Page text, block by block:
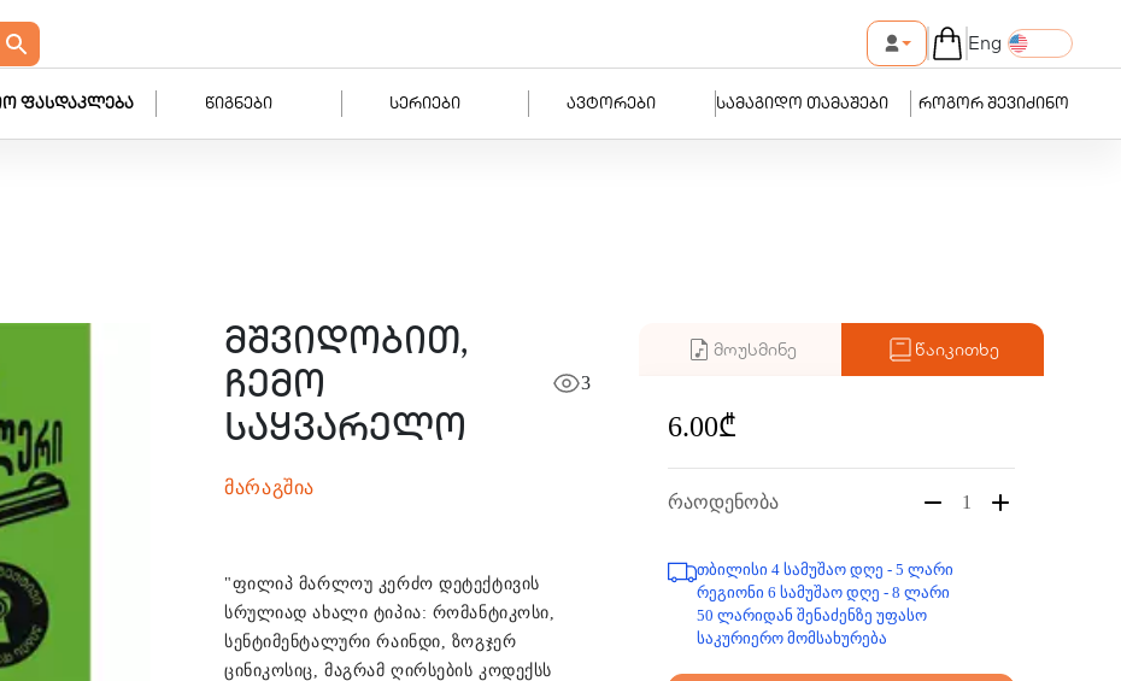
Eng
ფასდაკლება წიგნები სერიები ავტორები სამაგიდო თამაშები როგორ შევიძინო
მშვიდობით,
ჩემო
საყვარელო
3
მარაგშია
"ფილიპ მარლოუ კერძო დეტექტივის
სრულიად ახალი ტიპია: რომანტიკოსი,
სენტიმენტალური რაინდი, ზოგჯერ
ცინიკოსიც, მაგრამ ღირსების კოდექსს
მოუსმინე წაიკითხე
6.00₾
რაოდენობა 1
თბილისი 4 სამუშაო დღე - 5 ლარი
რეგიონი 6 სამუშაო დღე - 8 ლარი
50 ლარიდან შენაძენზე უფასო
საკურიერო მომსახურება